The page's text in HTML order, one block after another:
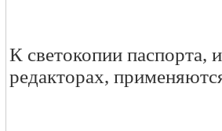
К светокопии паспорта,
редакторах,